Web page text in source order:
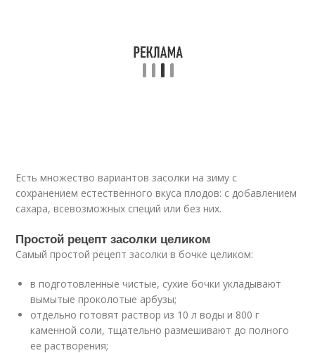
Есть множество вариантов засолки на зиму с
сохранением естественного вкуса плодов: с добавлением
сахара, всевозможных специй или без них.
Простой рецепт засолки целиком
Самый простой рецепт засолки в бочке целиком:
в подготовленные чистые, сухие бочки укладывают
вымытые проколотые арбузы;
отдельно готовят раствор из 10 л воды и 800 г
каменной соли, тщательно размешивают до полного
ее растворения;